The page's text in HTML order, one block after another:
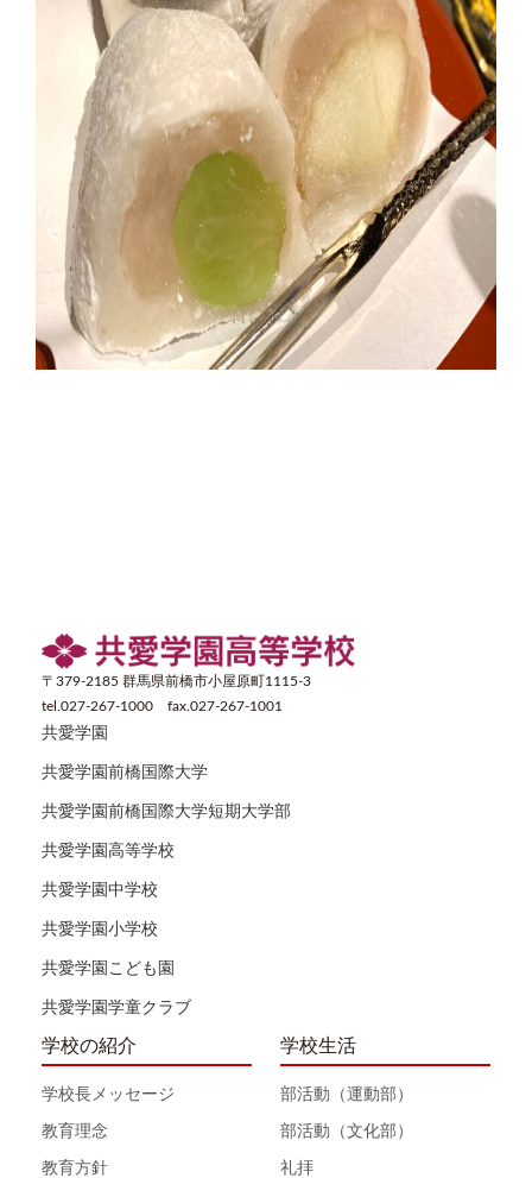
〒379-2185 群馬県前橋市小屋原町1115-3
tel.027-267-1000 fax.027-267-1001
共愛学園
共愛学園前橋国際大学
共愛学園前橋国際大学短期大学部
共愛学園高等学校
共愛学園中学校
共愛学園小学校
共愛学園こども園
共愛学園学童クラブ
学校の紹介
学校長メッセージ
教育理念
教育方針
学校生活
部活動（運動部）
部活動（文化部）
礼拝